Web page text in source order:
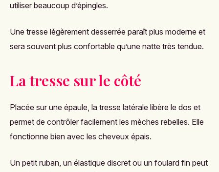
utiliser beaucoup d’épingles.
Une tresse légèrement desserrée paraît plus moderne et
sera souvent plus confortable qu’une natte très tendue.
La tresse sur le côté
Placée sur une épaule, la tresse latérale libère le dos et
permet de contrôler facilement les mèches rebelles. Elle
fonctionne bien avec les cheveux épais.
Un petit ruban, un élastique discret ou un foulard fin peut